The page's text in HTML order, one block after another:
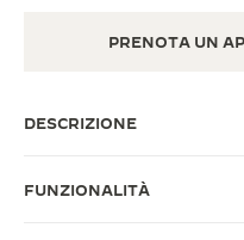
PRENOTA UN
DESCRIZIONE
FUNZIONALITÀ